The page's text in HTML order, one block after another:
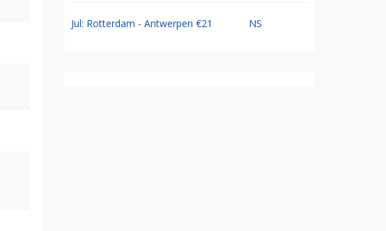
Jul: Rotterdam - Antwerpen €21 NS